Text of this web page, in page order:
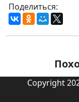
Поделиться:
Copyright